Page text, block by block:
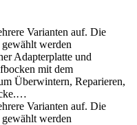
Varianten auf. Die
werden
Adapterplatte und
mit dem
Überwintern, Reparieren,
Varianten auf. Die
werden